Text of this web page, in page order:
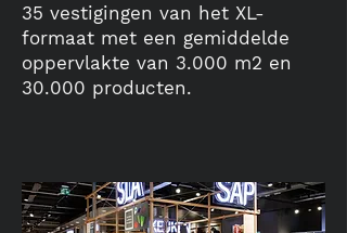
35 vestigingen van het XL-
formaat met een gemiddelde
oppervlakte van 3.000 m2 en
30.000 producten.